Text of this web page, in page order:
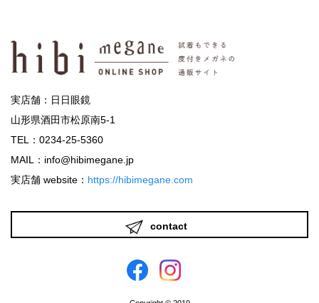
実店舗：日日眼鏡
山形県酒田市松原南5-1
TEL：0234-25-5360
MAIL：info@hibimegane.jp
実店舗 website： https://hibimegane.com
contact